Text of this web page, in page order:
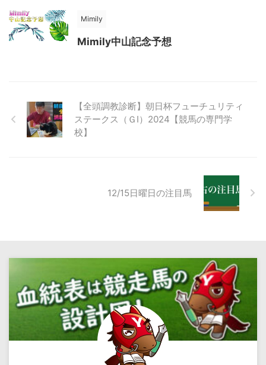
Mimily
Mimily中山記念予想
【全頭調教診断】朝日杯フューチュリティ
ステークス（ＧⅠ）2024【競馬の専門学
校】
12/15日曜日の注目馬